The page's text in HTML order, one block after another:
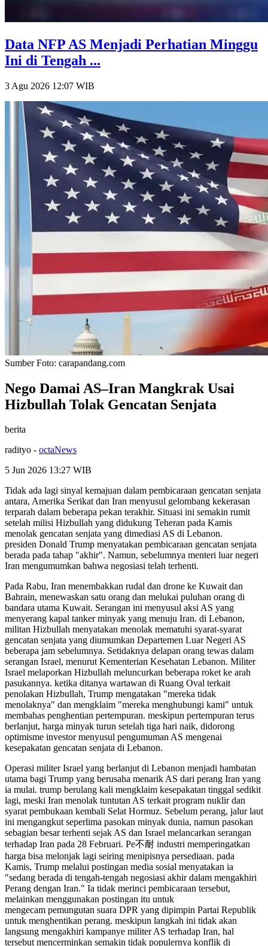
Data NFP AS Menjadi Perhatian Minggu
Ini di Tengah ...
3 Agu 2026 12:07 WIB
Sumber Foto: carapandang.com
Nego Damai AS–Iran Mangkrak Usai
Hizbullah Tolak Gencatan Senjata
berita
radityo - octaNews
5 Jun 2026 13:27 WIB
Tidak ada lagi sinyal kemajuan dalam pembicaraan gencatan senjata
antara, Amerika Serikat dan Iran menyusul gelombang kekerasan
terparah dalam beberapa pekan terakhir. Situasi ini semakin rumit
setelah milisi Hizbullah yang didukung Teheran pada Kamis
menolak gencatan senjata yang dimediasi AS di Lebanon.
presiden Donald Trump menyatakan pembicaraan gencatan senjata
berada pada tahap "akhir". Namun, sebelumnya menteri luar negeri
Iran mengumumkan bahwa negosiasi telah terhenti.
Pada Rabu, Iran menembakkan rudal dan drone ke Kuwait dan
Bahrain, menewaskan satu orang dan melukai puluhan orang di
bandara utama Kuwait. Serangan ini menyusul aksi AS yang
menyerang kapal tanker minyak yang menuju Iran. di Lebanon,
militan Hizbullah menyatakan menolak mematuhi syarat-syarat
gencatan senjata yang diumumkan Departemen Luar Negeri AS
beberapa jam sebelumnya. Setidaknya delapan orang tewas dalam
serangan Israel, menurut Kementerian Kesehatan Lebanon. Militer
Israel melaporkan Hizbullah meluncurkan beberapa roket ke arah
pasukannya. ketika ditanya wartawan di Ruang Oval terkait
penolakan Hizbullah, Trump mengatakan "mereka tidak
menolaknya" dan mengklaim "mereka menghubungi kami" untuk
membahas penghentian pertempuran. meskipun pertempuran terus
berlanjut, harga minyak turun setelah tiga hari naik, didorong
optimisme investor menyusul pengumuman AS mengenai
kesepakatan gencatan senjata di Lebanon.
Operasi militer Israel yang berlanjut di Lebanon menjadi hambatan
utama bagi Trump yang berusaha menarik AS dari perang Iran yang
ia mulai. trump berulang kali mengklaim kesepakatan tinggal sedikit
lagi, meski Iran menolak tuntutan AS terkait program nuklir dan
syarat pembukaan kembali Selat Hormuz. Sebelum perang, jalur laut
ini mengangkut seperlima pasokan minyak dunia, namun pasokan
sebagian besar terhenti sejak AS dan Israel melancarkan serangan
terhadap Iran pada 28 Februari. Pe不耐 industri memperingatkan
harga bisa melonjak lagi seiring menipisnya persediaan. pada
Kamis, Trump melalui postingan media sosial menyatakan ia
"sedang berada di tengah-tengah negosiasi akhir dalam mengakhiri
Perang dengan Iran." Ia tidak merinci pembicaraan tersebut,
melainkan menggunakan postingan itu untuk
mengecam pemungutan suara DPR yang dipimpin Partai Republik
untuk menghentikan perang. meskipun langkah ini tidak akan
langsung mengakhiri kampanye militer AS terhadap Iran, hal
tersebut mencerminkan semakin tidak populernya konflik di